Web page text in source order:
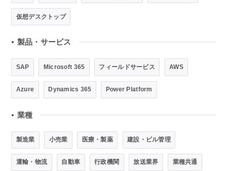
仮想デスクトップ
● 製品・サービス
SAP Microsoft 365 フィールドサービス AWS
Azure Dynamics 365 Power Platform
● 業種
製造業 小売業 医療・製薬 建設・ビル管理
運輸・物流 自動車 行政機関 放送業界 業種共通